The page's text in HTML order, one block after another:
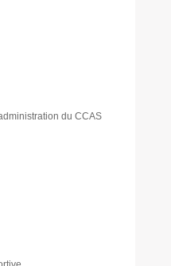
du CCAS